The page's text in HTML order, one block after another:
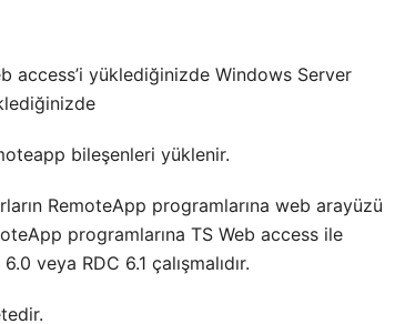
access’i yüklediğinizde Windows Server
bileşenleri yüklenir.
RemoteApp programlarına web arayüzü
programlarına TS Web access ile
veya RDC 6.1 çalışmalıdır.